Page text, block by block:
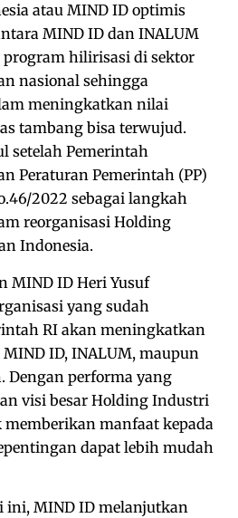
atau MIND ID optimis
MIND ID dan INALUM
program hilirisasi di sektor
nasional sehingga
meningkatkan nilai
tambang bisa terwujud.
setelah Pemerintah
Peraturan Pemerintah (PP)
2022 sebagai langkah
reorganisasi Holding
Indonesia.
MIND ID Heri Yusuf
yang sudah
RI akan meningkatkan
ID, INALUM, maupun
Dengan performa yang
visi besar Holding Industri
manfaat kepada
dapat lebih mudah
ini, MIND ID melanjutkan